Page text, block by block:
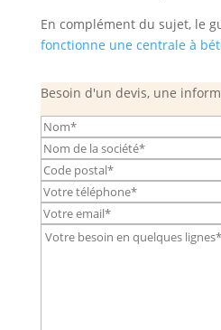
En complément du sujet, le
fonctionne une centrale à
Besoin d'un devis, une